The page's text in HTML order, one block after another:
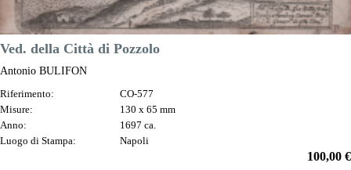
Ved. della Città di Pozzolo
Antonio BULIFON
Riferimento:
CO-577
Misure:
130 x 65 mm
Anno:
1697 ca.
Luogo di Stampa:
Napoli
Prezzo
100,00 €